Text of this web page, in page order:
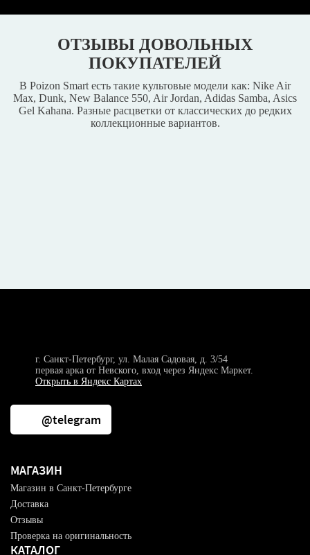
ОТЗЫВЫ ДОВОЛЬНЫХ
ПОКУПАТЕЛЕЙ
В Poizon Smart есть такие культовые модели как: Nike Air
Max, Dunk, New Balance 550, Air Jordan, Adidas Samba, Asics
Gel Kahana. Разные расцветки от классических до редких
коллекционные вариантов.
г. Санкт-Петербург, ул. Малая Садовая, д. 3/54
первая арка от Невского, вход через Яндекс Маркет.
Открыть в Яндекс Картах
@telegram
МАГАЗИН
Магазин в Санкт-Петербурге
Доставка
Отзывы
Проверка на оригинальность
КАТАЛОГ